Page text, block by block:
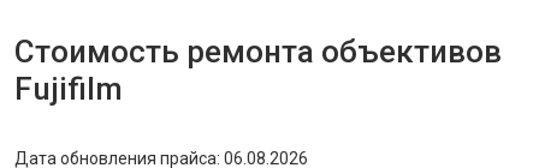
Стоимость ремонта объективов
Fujifilm
Дата обновления прайса: 06.08.2026